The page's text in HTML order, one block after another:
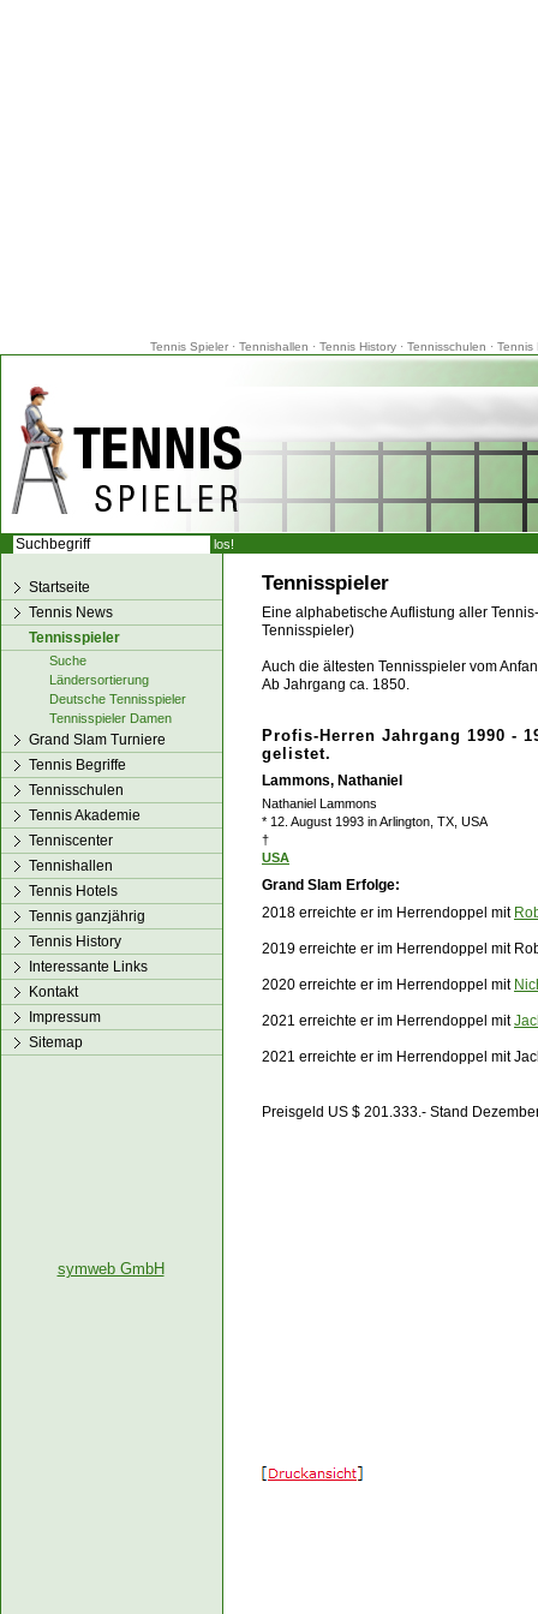
Tennis Spieler· Tennishallen · Tennis History· Tennisschulen · Tennis
Tennisspieler
Eine alphabetische Auflistung aller
Tennisspieler)
Auch die ältesten Tennisspieler vom
Ab Jahrgang ca. 1850.
Profis-Herren Jahrgang 1990 -
gelistet.
Lammons, Nathaniel
Nathaniel Lammons
* 12. August 1993 in Arlington, TX, USA
†
USA
Grand Slam Erfolge:
2018 erreichte er im Herrendoppel mit
2019 erreichte er im Herrendoppel mit
2020 erreichte er im Herrendoppel mit
2021 erreichte er im Herrendoppel mit
2021 erreichte er im Herrendoppel mit
Preisgeld US $ 201.333.- Stand
Startseite
Tennis News
Tennisspieler
Suche
Ländersortierung
Deutsche Tennisspieler
Tennisspieler Damen
Grand Slam Turniere
Tennis Begriffe
Tennisschulen
Tennis Akademie
Tenniscenter
Tennishallen
Tennis Hotels
Tennis ganzjährig
Tennis History
Interessante Links
Kontakt
Impressum
Sitemap
symweb GmbH
los!